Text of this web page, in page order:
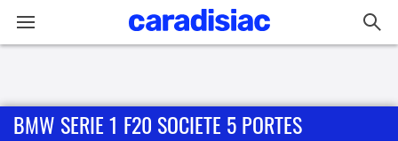
Accueil
BMW SERIE 1 F20 SOCIETE 5 PORTES